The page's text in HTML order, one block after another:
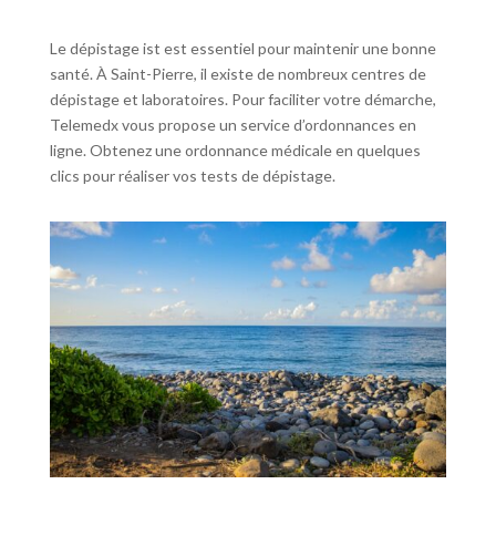
Le dépistage ist est essentiel pour maintenir une bonne
santé. À Saint-Pierre, il existe de nombreux centres de
dépistage et laboratoires. Pour faciliter votre démarche,
Telemedx vous propose un service d’ordonnances en
ligne. Obtenez une ordonnance médicale en quelques
clics pour réaliser vos tests de dépistage.